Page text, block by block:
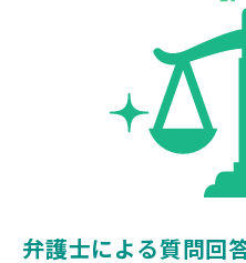
弁護士による質問回